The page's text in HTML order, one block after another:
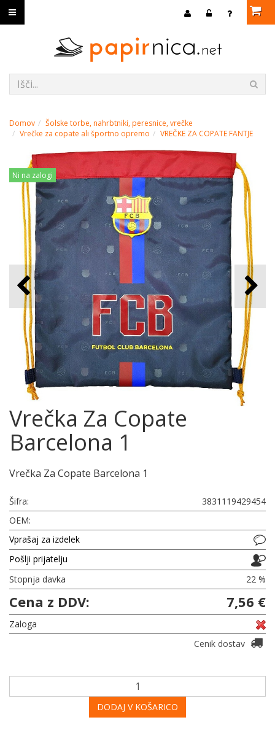
Domov
Šolske torbe, nahrbtniki, peresnice, vrečke
Vrečke za copate ali športno opremo
VREČKE ZA COPATE FANTJE
Ni na zalogi
Vrečka Za Copate
Barcelona 1
Vrečka Za Copate Barcelona 1
Šifra:
3831119429454
OEM:
Vprašaj za izdelek
Pošlji prijatelju
Stopnja davka
22 %
Cena z DDV: 7,56 €
Zaloga
Cenik dostav
DODAJ V KOŠARICO